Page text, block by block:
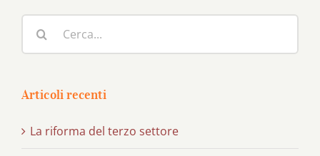
per:
Articoli recenti
La riforma del terzo settore